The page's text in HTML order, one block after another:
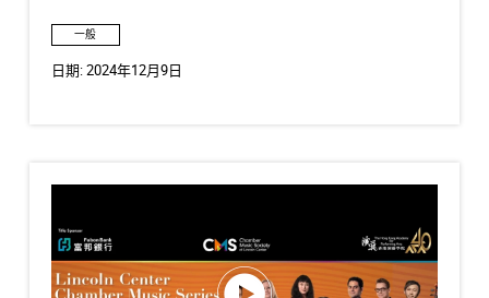
一般
日期:2024年12月9日